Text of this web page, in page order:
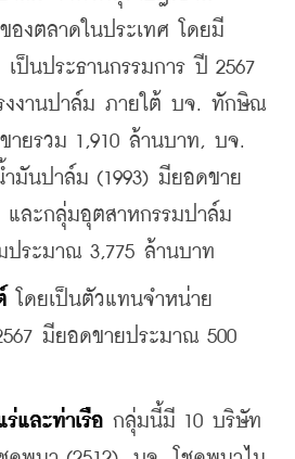
องตลาดในประเทศ โดยมี
ป็นประธานกรรมการ ปี 2567
งงานปาล์ม ภายใต้ บจ. ทักษิณ
ายรวม 1,910 ล้านบาท, บจ.
มันปาล์ม (1993) มียอดขาย
และกลุ่มอุตสาหกรรมปาล์ม
ระมาณ 3,775 ล้านบาท
โดยเป็นตัวแทนจำหน่าย
มียอดขายประมาณ 500
และท่าเรือ กลุ่มนี้มี 10 บริษัท